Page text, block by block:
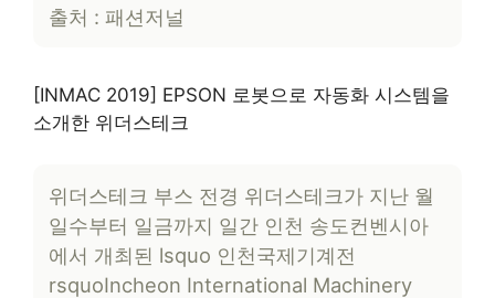
출처 : 패션저널
[INMAC 2019] EPSON 로봇으로 자동화 시스템을
소개한 위더스테크
위더스테크 부스 전경 위더스테크가 지난 월
일수부터 일금까지 일간 인천 송도컨벤시아
에서 개최된 lsquo 인천국제기계전
rsquoIncheon International Machinery